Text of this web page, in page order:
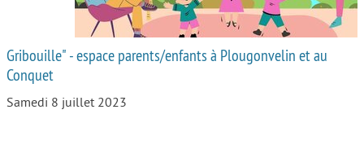
Gribouille" - espace parents/enfants à Plougonvelin et au
Conquet
Samedi 8 juillet 2023